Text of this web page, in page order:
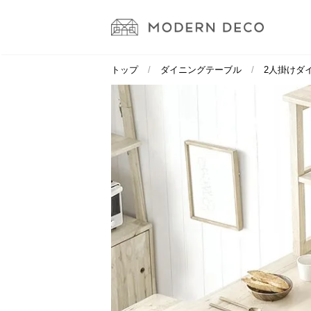
トップ ダイニングテーブル 2人掛けダ